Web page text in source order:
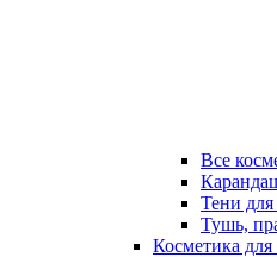
Все
Тени для
Тушь,
Косметика для